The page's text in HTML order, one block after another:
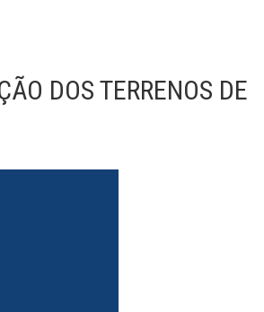
DOS TERRENOS DE